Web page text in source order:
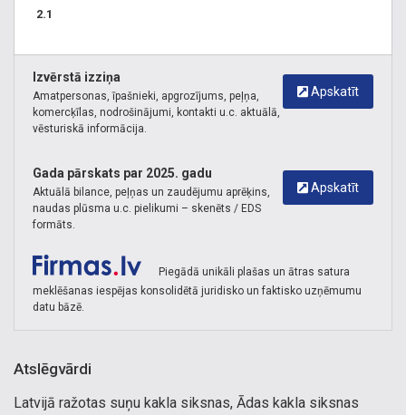
2.1
Apskatīt
Izvērstā izziņa
Amatpersonas, īpašnieki, apgrozījums, peļņa,
komercķīlas, nodrošinājumi, kontakti u.c. aktuālā,
vēsturiskā informācija.
Apskatīt
Gada pārskats par 2025. gadu
Aktuālā bilance, peļņas un zaudējumu aprēķins,
naudas plūsma u.c. pielikumi – skenēts / EDS
formāts.
Piegādā unikāli plašas un ātras satura
meklēšanas iespējas konsolidētā juridisko un faktisko uzņēmumu
datu bāzē.
Atslēgvārdi
Latvijā ražotas suņu kakla siksnas, Ādas kakla siksnas